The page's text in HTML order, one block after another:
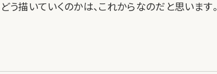
描いていくのかは、これからなのだと思います。